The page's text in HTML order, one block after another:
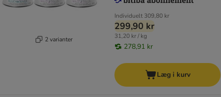
2 varianter
Individuelt 309,80 kr
299,90 kr
31,20 kr / kg
278,91 kr
Læg i kurv